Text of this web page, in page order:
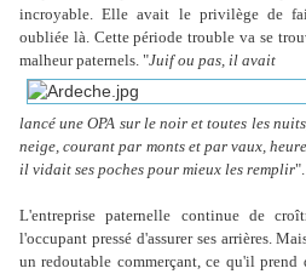
incroyable. Elle avait le privilège de
oubliée là. Cette période trouble va se
malheur paternels. "Juif ou pas, il avait
lancé une OPA sur le noir et toutes les
neige, courant par monts et par vaux,
il vidait ses poches pour mieux les remplir".
L'entreprise paternelle continue de
l'occupant pressé d'assurer ses arrières.
un redoutable commerçant, ce qu'il